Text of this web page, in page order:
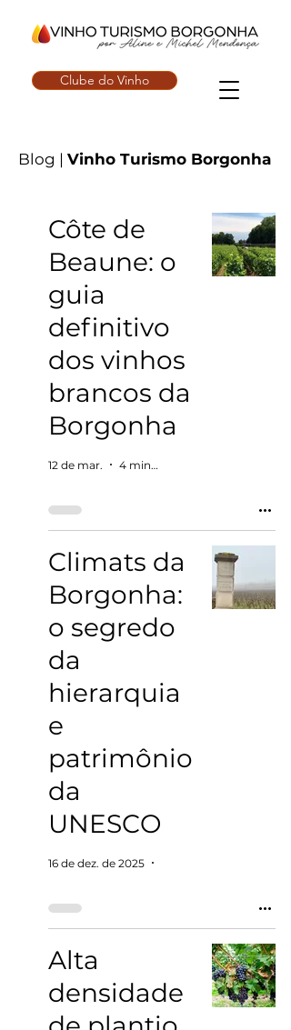
Clube do Vinho
Blog | Vinho Turismo Borgonha
Côte de
Beaune: o
guia
definitivo
dos vinhos
brancos da
Borgonha
12 de mar. 4 min de leitura
Climats da
Borgonha:
o segredo
da
hierarquia
e
patrimônio
da
UNESCO
16 de dez. de 2025
Alta
densidade